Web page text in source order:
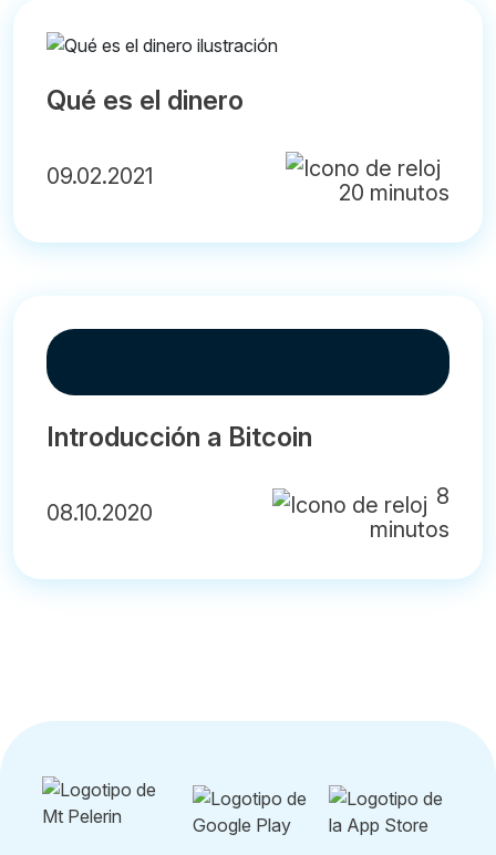
Qué es el dinero
09.02.2021
20 minutos
Introducción a Bitcoin
08.10.2020
8
minutos